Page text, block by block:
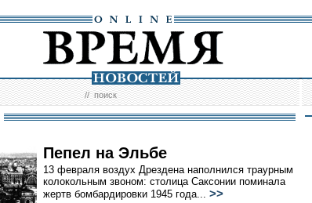
//поиск
Пепел на Эльбе
13 февраля воздух Дрездена наполнился траурным
колокольным звоном: столица Саксонии поминала
жертв бомбардировки 1945 года... >>